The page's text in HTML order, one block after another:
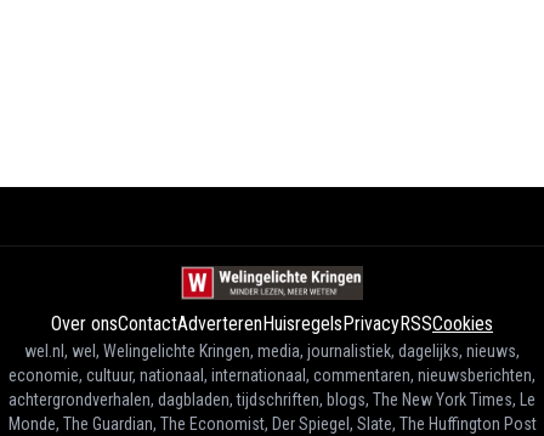
Over onsContactAdverterenHuisregels PrivacyRSSCookies
wel.nl, wel, Welingelichte Kringen, media, journalistiek, dagelijks, nieuws,
economie, cultuur, nationaal, internationaal, commentaren, nieuwsberichten,
achtergrondverhalen, dagbladen, tijdschriften, blogs, The New York Times, Le
Monde, The Guardian, The Economist, Der Spiegel, Slate, The Huffington Post